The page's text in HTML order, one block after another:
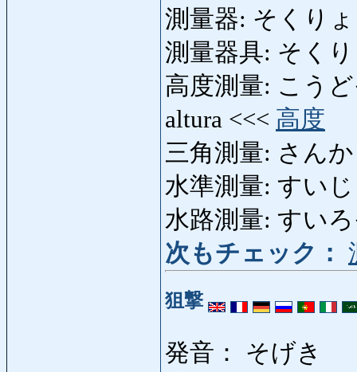
測量器: そくりょ
測量器具: そく
高度測量: こう
altura <<< 高度
三角測量: さん
水準測量: すい
水路測量: すい
次もチェック：
狙撃
発音： そげき